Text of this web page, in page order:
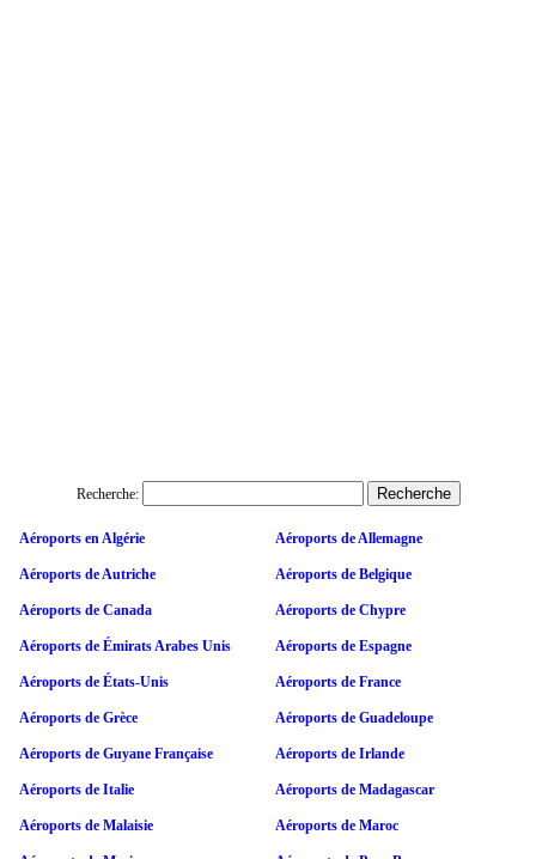
Recherche:
Aéroports en Algérie Aéroports de Allemagne
Aéroports de Autriche Aéroports de Belgique
Aéroports de Canada Aéroports de Chypre
Aéroports de Émirats Arabes Unis Aéroports de Espagne
Aéroports de États-Unis Aéroports de France
Aéroports de Grèce Aéroports de Guadeloupe
Aéroports de Guyane Française Aéroports de Irlande
Aéroports de Italie Aéroports de Madagascar
Aéroports de Malaisie Aéroports de Maroc